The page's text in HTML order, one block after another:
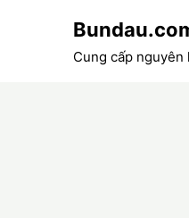
Cung cấp nguyên